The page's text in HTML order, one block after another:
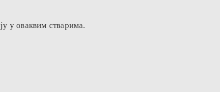
у оваквим стварима.